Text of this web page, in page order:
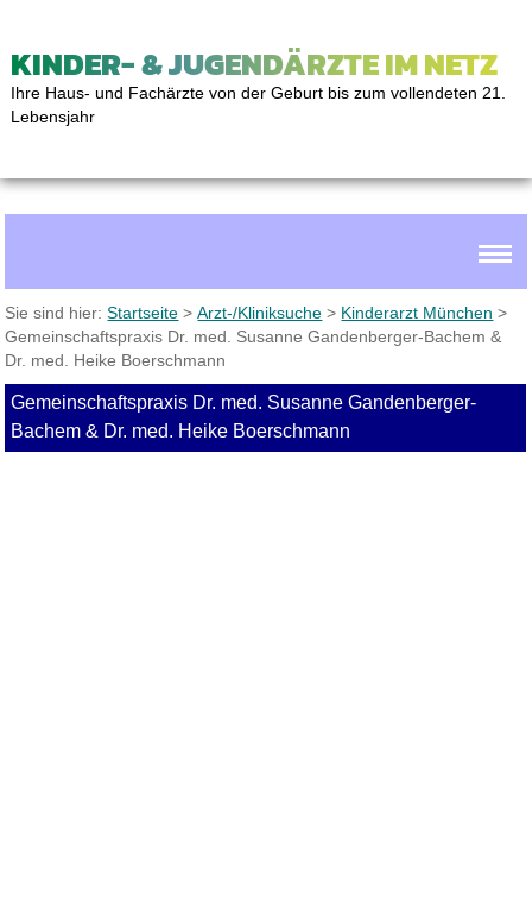
KINDER- & JUGENDÄRZTE IM NETZ
Ihre Haus- und Fachärzte von der Geburt bis zum vollendeten 21.
Lebensjahr
Sie sind hier:Startseite >Arzt-/Kliniksuche > Kinderarzt München >
Gemeinschaftspraxis Dr. med. Susanne Gandenberger-Bachem &
Dr. med. Heike Boerschmann
Gemeinschaftspraxis Dr. med. Susanne Gandenberger-
Bachem & Dr. med. Heike Boerschmann